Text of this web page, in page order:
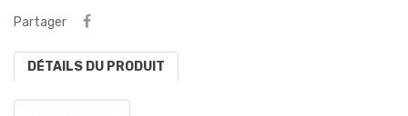
Partager
DÉTAILS DU PRODUIT